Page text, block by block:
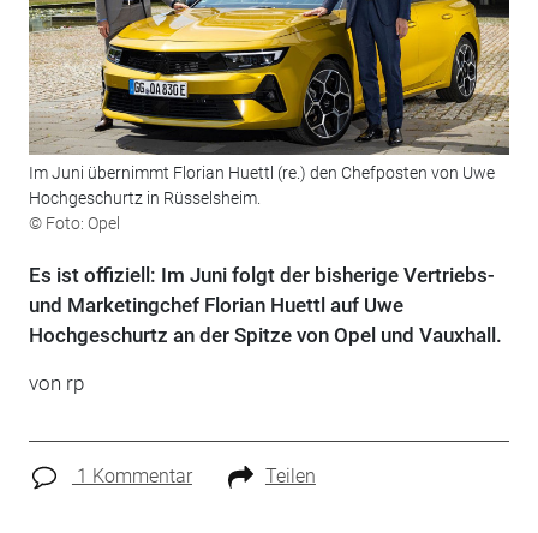
Im Juni übernimmt Florian Huettl (re.) den Chefposten von Uwe
Hochgeschurtz in Rüsselsheim.
© Foto: Opel
Es ist offiziell: Im Juni folgt der bisherige Vertriebs-
und Marketingchef Florian Huettl auf Uwe
Hochgeschurtz an der Spitze von Opel und Vauxhall.
von rp
1 Kommentar Teilen